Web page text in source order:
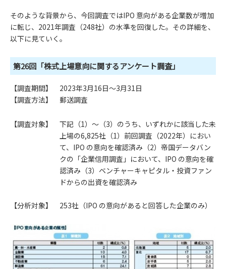
そのような背景から、今回調査ではIPO 意向がある企業数が増加
に転じ、2021年調査（248社）の水準を回復した。その詳細を、
以下に見ていく。
第26回「株式上場意向に関するアンケート調査」
【調査期間】 2023年3月16日～3月31日
【調査方法】 郵送調査
【調査対象】 下記（1）～（3）のうち、いずれかに該当した未
上場の6,825社（1）前回調査（2022年）におい
て、IPO の意向を確認済み（2）帝国データバン
クの「企業信用調査」において、IPO の意向を確
認済み（3）ベンチャーキャピタル・投資ファン
ドからの出資を確認済み
【分析対象】 253社（IPO の意向があると回答した企業のみ）